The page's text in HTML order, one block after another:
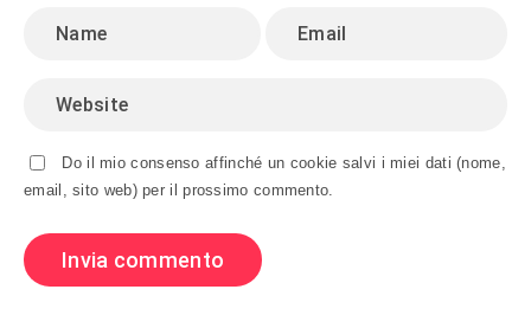
Do il mio consenso affinché un cookie salvi i miei dati (nome,
email, sito web) per il prossimo commento.